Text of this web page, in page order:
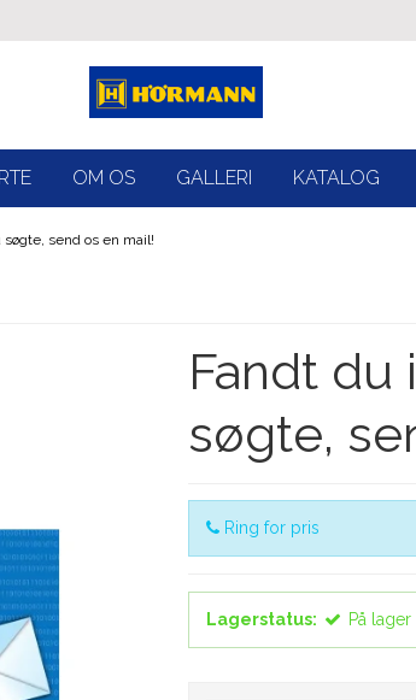
OM OS GALLERI KATALOG
send os en mail!
Fandt du
søgte,
Ring for pris
Lagerstatus: På lager